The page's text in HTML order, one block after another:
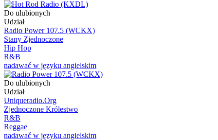
Do ulubionych
Udział
Radio Power 107.5 (WCKX)
Stany Zjednoczone
Hip Hop
R&B
nadawać w języku angielskim
Do ulubionych
Udział
Uniqueradio.Org
Zjednoczone Królestwo
R&B
Reggae
nadawać w języku angielskim